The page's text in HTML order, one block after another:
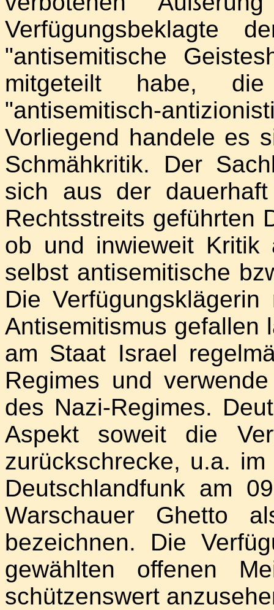
Verfügungsbeklagte
"antisemitische
mitgeteilt habe, die
"antisemitisch-
Vorliegend handele es
Schmähkritik. Der
sich aus der
Rechtsstreits geführten
ob und inwieweit Kritik
selbst antisemitische
Die
Antisemitismus gefallen
am Staat Israel
Regimes und
des Nazi-Regimes.
Aspekt soweit die
zurückschrecke, u.a.
Deutschlandfunk am
Warschauer Ghetto
bezeichnen. Die
gewählten offenen
schützenswert